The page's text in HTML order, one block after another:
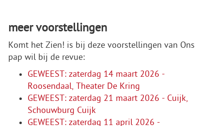
meer voorstellingen
Komt het Zien! is bij deze voorstellingen van Ons
pap wil bij de revue:
GEWEEST: zaterdag 14 maart 2026 -
Roosendaal, Theater De Kring
GEWEEST: zaterdag 21 maart 2026 - Cuijk,
Schouwburg Cuijk
GEWEEST: zaterdag 11 april 2026 -